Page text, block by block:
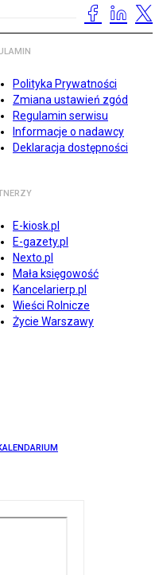
Polityka Prywatności
Zmiana ustawień zgód
Regulamin serwisu
Informacje o nadawcy
Deklaracja dostępności
E-kiosk.pl
E-gazety.pl
Nexto.pl
Mała księgowość
Kancelarierp.pl
Wieści Rolnicze
Życie Warszawy